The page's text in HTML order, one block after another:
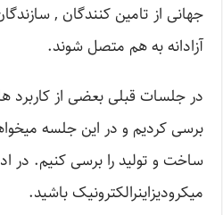
جهانی از تامین کنندگان ,
آزادانه به هم متصل شوند.
در جلسات قبلی بعضی از کاربرد
برسی کردیم و در این جلسه
ساخت و تولید را برسی کنیم. در
میکرودیزاینرالکترونیک باشید.